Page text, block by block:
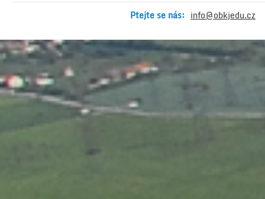
Ptejte se nás: info@obkjedu.cz